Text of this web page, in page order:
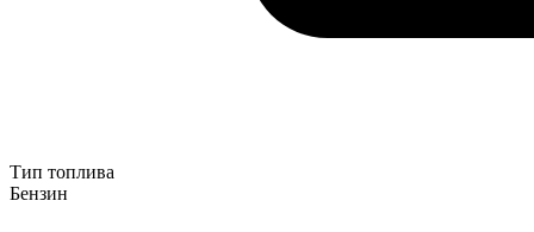
Тип топлива
Бензин